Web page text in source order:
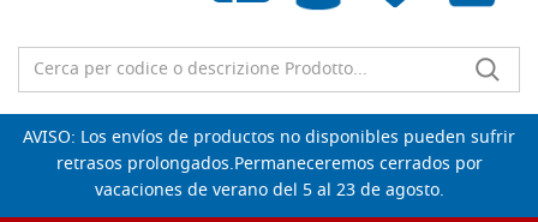
Lista de deseos vacía
AVISO: Los envíos de productos no disponibles pueden sufrir
retrasos prolongados.Permaneceremos cerrados por
vacaciones de verano del 5 al 23 de agosto.